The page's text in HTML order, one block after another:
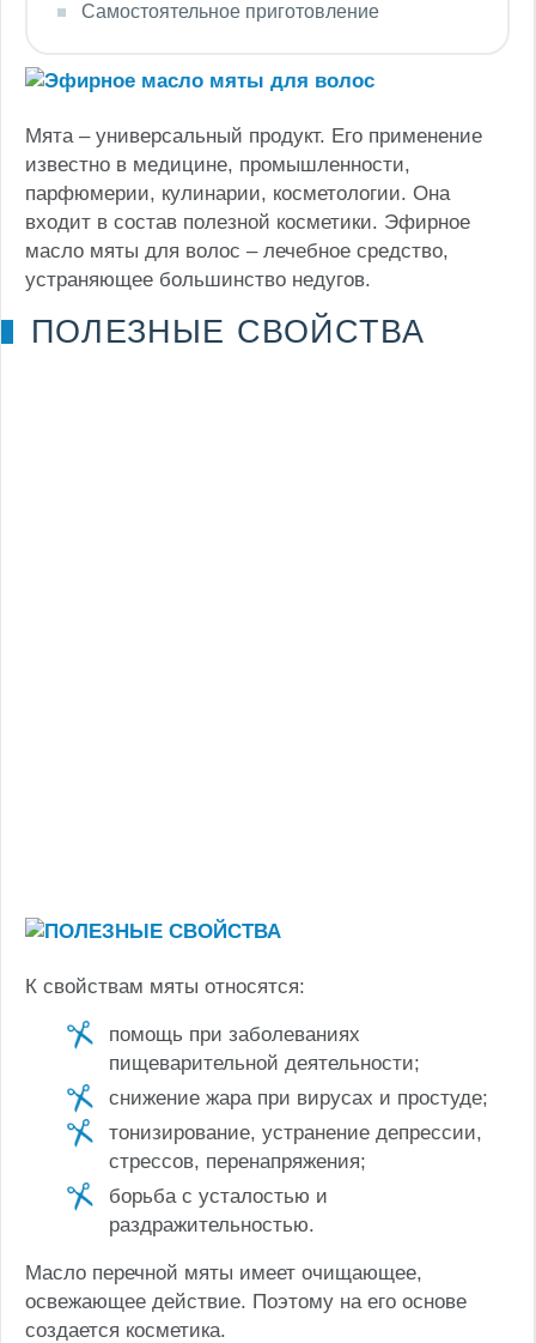
Самостоятельное приготовление
Мята – универсальный продукт. Его применение
известно в медицине, промышленности,
парфюмерии, кулинарии, косметологии. Она
входит в состав полезной косметики. Эфирное
масло мяты для волос – лечебное средство,
устраняющее большинство недугов.
ПОЛЕЗНЫЕ СВОЙСТВА
К свойствам мяты относятся:
помощь при заболеваниях
пищеварительной деятельности;
снижение жара при вирусах и простуде;
тонизирование, устранение депрессии,
стрессов, перенапряжения;
борьба с усталостью и
раздражительностью.
Масло перечной мяты имеет очищающее,
освежающее действие. Поэтому на его основе
создается косметика.